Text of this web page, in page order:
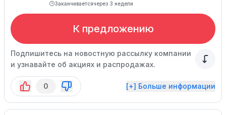
Заканчиваетсячерез 3 недели
К предложению
Подпишитесь на новостную рассылку компании
и узнавайте об акциях и распродажах.
0 [+] Больше информации